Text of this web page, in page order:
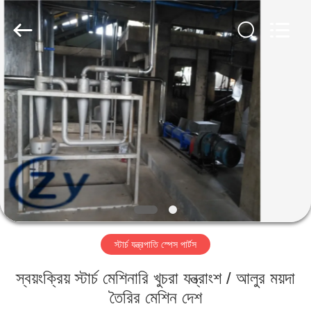
বাড়ি
পণ্য
আমাদের
সম্পর্কে
কারখানা
Henan
Engineering
Machinery
Co.,ltd.
Reserved.
স্টার্চ যন্ত্রপাতি স্পেস পার্টস
স্বয়ংক্রিয় স্টার্চ মেশিনারি খুচরা যন্ত্রাংশ / আলুর ময়দা
তৈরির মেশিন দেশ